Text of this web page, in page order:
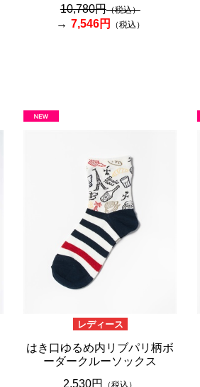
10,780円（税込）
7,546円 （税込）
レディース
はき口ゆるめ内リブパリ柄ボ
ーダークルーソックス
2,530円
（税込）